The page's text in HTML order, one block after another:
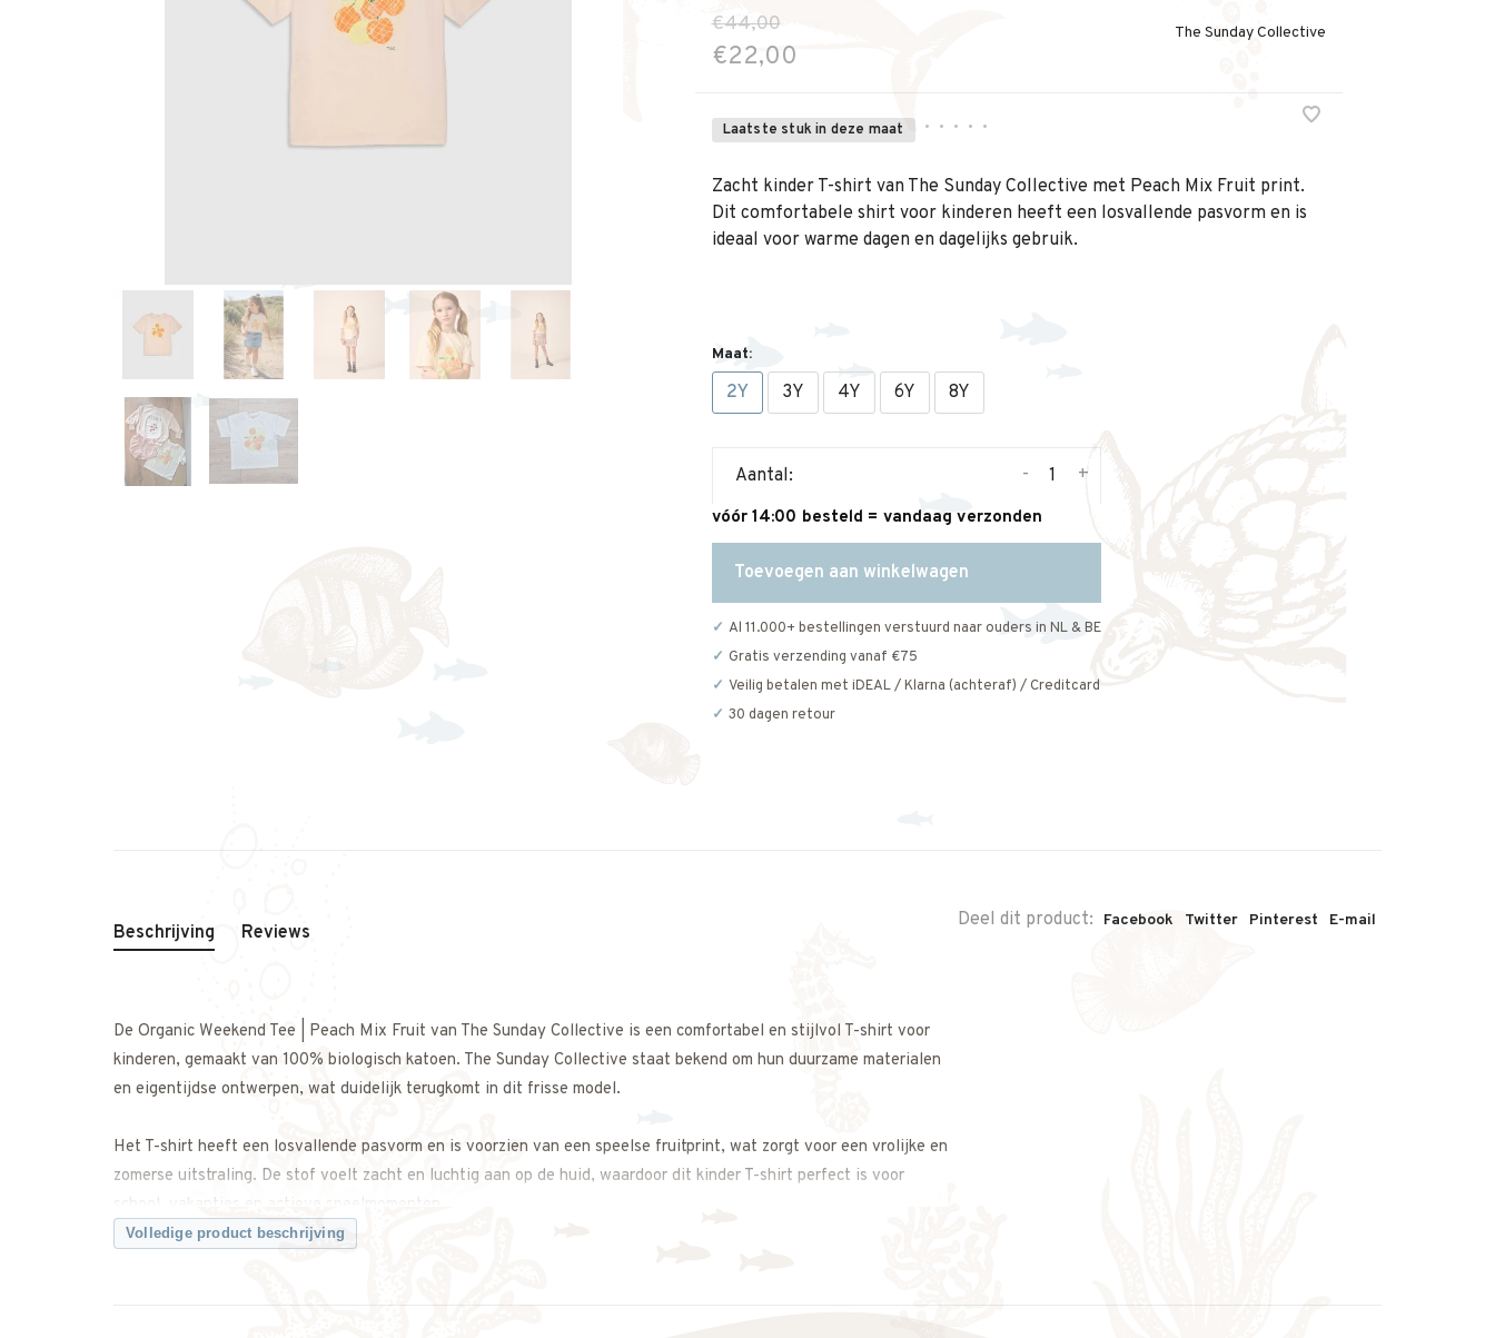
€44,00
€22,00
The Sunday Collective
Laatste stuk in deze maat • • • • •
Zacht kinder T-shirt van The Sunday Collective met Peach Mix Fruit print.
Dit comfortabele shirt voor kinderen heeft een losvallende pasvorm en is
ideaal voor warme dagen en dagelijks gebruik.
Maat:
2Y 3Y 4Y 6Y 8Y
Aantal: +
-
vóór 14:00 besteld = vandaag verzonden
Toevoegen aan winkelwagen
Al 11.000+ bestellingen verstuurd naar ouders in NL & BE
Gratis verzending vanaf €75
Veilig betalen met iDEAL / Klarna (achteraf) / Creditcard
30 dagen retour
Deel dit product: Facebook Twitter Pinterest E-mail
Beschrijving Reviews
De Organic Weekend Tee | Peach Mix Fruit van The Sunday Collective is een comfortabel en stijlvol T-shirt voor
kinderen, gemaakt van 100% biologisch katoen. The Sunday Collective staat bekend om hun duurzame materialen
en eigentijdse ontwerpen, wat duidelijk terugkomt in dit frisse model.
Het T-shirt heeft een losvallende pasvorm en is voorzien van een speelse fruitprint, wat zorgt voor een vrolijke en
zomerse uitstraling. De stof voelt zacht en luchtig aan op de huid, waardoor dit kinder T-shirt perfect is voor
school, vakanties en actieve speelmomenten.
Volledige product beschrijving